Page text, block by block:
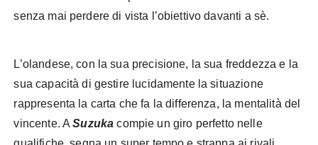
senza mai perdere di vista l’obiettivo davanti a sè.
L’olandese, con la sua precisione, la sua freddezza e la
sua capacità di gestire lucidamente la situazione
rappresenta la carta che fa la differenza, la mentalità del
vincente. ASuzuka compie un giro perfetto nelle